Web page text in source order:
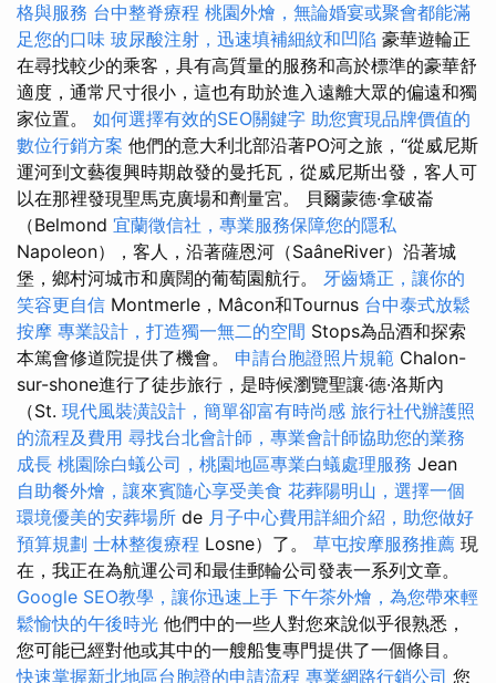
格與服務 台中整脊療程 桃園外燴，無論婚宴或聚會都能滿
足您的口味 玻尿酸注射，迅速填補細紋和凹陷 豪華遊輪正
在尋找較少的乘客，具有高質量的服務和高於標準的豪華舒
適度，通常尺寸很小，這也有助於進入遠離大眾的偏遠和獨
家位置。 如何選擇有效的SEO關鍵字 助您實現品牌價值的
數位行銷方案 他們的意大利北部沿著PO河之旅，“從威尼斯
運河到文藝復興時期啟發的曼托瓦，從威尼斯出發，客人可
以在那裡發現聖馬克廣場和劑量宮。 貝爾蒙德·拿破崙
（Belmond 宜蘭徵信社，專業服務保障您的隱私
Napoleon），客人，沿著薩恩河（SaâneRiver）沿著城
堡，鄉村河城市和廣闊的葡萄園航行。 牙齒矯正，讓你的
笑容更自信 Montmerle，Mâcon和Tournus 台中泰式放鬆
按摩 專業設計，打造獨一無二的空間 Stops為品酒和探索
本篤會修道院提供了機會。 申請台胞證照片規範 Chalon-
sur-shone進行了徒步旅行，是時候瀏覽聖讓·德·洛斯內
（St. 現代風裝潢設計，簡單卻富有時尚感 旅行社代辦護照
的流程及費用 尋找台北會計師，專業會計師協助您的業務
成長 桃園除白蟻公司，桃園地區專業白蟻處理服務 Jean
自助餐外燴，讓來賓隨心享受美食 花葬陽明山，選擇一個
環境優美的安葬場所 de 月子中心費用詳細介紹，助您做好
預算規劃 士林整復療程 Losne）了。 草屯按摩服務推薦 現
在，我正在為航運公司和最佳郵輪公司發表一系列文章。
Google SEO教學，讓你迅速上手 下午茶外燴，為您帶來輕
鬆愉快的午後時光 他們中的一些人對您來說似乎很熟悉，
您可能已經對他或其中的一艘船隻專門提供了一個條目。
快速掌握新北地區台胞證的申請流程 專業網路行銷公司 您